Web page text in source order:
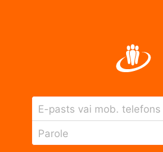
E-pasts vai mob. telefons
Parole